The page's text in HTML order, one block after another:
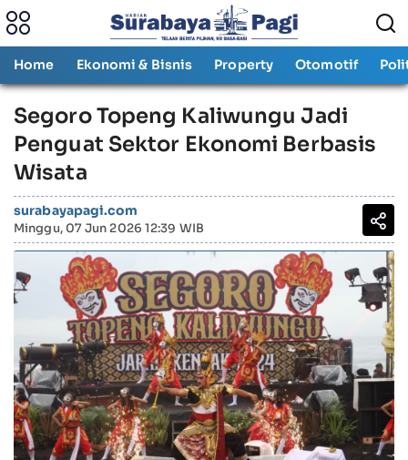
Home Ekonomi & Bisnis Property Otomotif
Segoro Topeng Kaliwungu Jadi
Penguat Sektor Ekonomi Berbasis
Wisata
surabayapagi.com
Minggu, 07 Jun 2026 12:39 WIB